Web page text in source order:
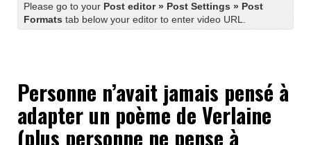
Please go to your Post editor » Post Settings » Post
Formats tab below your editor to enter video URL.
Personne n’avait jamais pensé à
adapter un poème de Verlaine
(plus personne ne pense à